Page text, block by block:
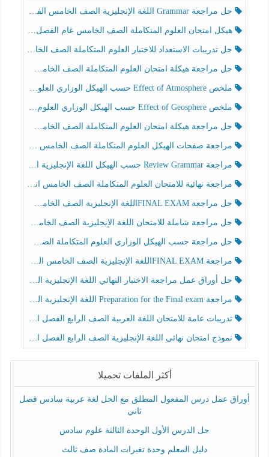
حل مراجعة Grammar اللغة الإنجليزية الصف الخامس الفصل الثالث
هيكل امتحان العلوم المتكاملة الصف الخامس عام الفصل الدراسي الثالث 2025-2026
حل تدريبات الاستعداد للاختبار العلوم المتكاملة الصف الخامس عام الفصل الثالث
حل مراجعة هيكلة امتحان العلوم المتكاملة الصف الخامس انسبير الفصل الثالث
ملخص Effect of Atmosphere حسب الهيكل الوزاري العلوم المتكاملة الصف الخامس انسبير الفصل الثالث
ملخص Effect of Geosphere حسب الهيكل الوزاري العلوم المتكاملة الصف الخامس انسبير الفصل الثالث
حل مراجعة هيكلة امتحان العلوم المتكاملة الصف الخامس عام الفصل الثالث
مراجعة صفحات الهيكل العلوم المتكاملة الصف الخامس انسبير الفصل الثالث
مراجعة Review Grammar حسب الهيكل اللغة الإنجليزية الصف الخامس الفصل الثالث
مراجعة نهائية للامتحان العلوم المتكاملة الصف الخامس انسبير الفصل الثالث
حل مراجعة FINAL EXAMاللغة الإنجليزية الصف الخامس الفصل الثالث
حل مراجعة شاملة للامتحان اللغة الإنجليزية الصف الخامس الفصل الثالث
حل مراجعة حسب الهيكل الوزاري العلوم المتكاملة الصف الخامس عام الفصل الثالث
مراجعة FINAL EXAMاللغة الإنجليزية الصف الخامس الفصل الثالث
حل أوراق عمل مراجعة الاختبار النهائي اللغة الإنجليزية الصف الرابع الفصل الثالث
مراجعة Preparation for the Final exam اللغة الإنجليزية الصف الرابع الفصل الثالث
تدريبات عامة للامتحان اللغة العربية الصف الرابع الفصل الثالث
نموذج امتحان نهائي اللغة الإنجليزية الصف الرابع الفصل الثالث
أكثر الملفات تحميلا
أوراق عمل درس المفعول المطلق مع الحل لغة عربية سادس فصل
ثاني
حل الدرس الأول الوحدة الثالثة علوم سادس
دليل المعلم وحدة تغيرات المادة صف ثالث